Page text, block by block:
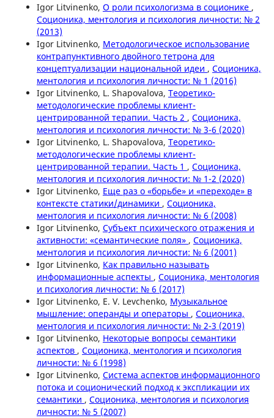
Igor Litvinenko, О роли психологизма в соционике ,
Соционика, ментология и психология личности: № 2
(2013)
Igor Litvinenko, Методологическое использование
контрапунктивного двойного тетрона для
концептуализации национальной идеи , Соционика,
ментология и психология личности: № 1 (2016)
Igor Litvinenko, L. Shapovalova, Теоретико-
методологические проблемы клиент-
центрированной терапии. Часть 2 , Соционика,
ментология и психология личности: № 3-6 (2020)
Igor Litvinenko, L. Shapovalova, Теоретико-
методологические проблемы клиент-
центрированной терапии. Часть 1 , Соционика,
ментология и психология личности: № 1-2 (2020)
Igor Litvinenko, Еще раз о «борьбе» и «переходе» в
контексте статики/динамики , Соционика,
ментология и психология личности: № 6 (2008)
Igor Litvinenko, Субъект психического отражения и
активности: «семантические поля» , Соционика,
ментология и психология личности: № 6 (2001)
Igor Litvinenko, Как правильно называть
информационные аспекты , Соционика, ментология
и психология личности: № 6 (2017)
Igor Litvinenko, E. V. Levchenko, Музыкальное
мышление: операнды и операторы , Соционика,
ментология и психология личности: № 2-3 (2019)
Igor Litvinenko, Некоторые вопросы семантики
аспектов , Соционика, ментология и психология
личности: № 6 (1998)
Igor Litvinenko, Система аспектов информационного
потока и соционический подход к экспликации их
семантики , Соционика, ментология и психология
личности: № 5 (2007)